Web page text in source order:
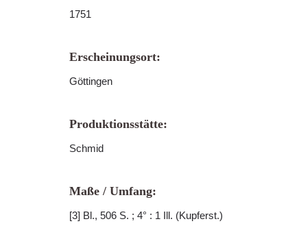
1751
Erscheinungsort:
Göttingen
Produktionsstätte:
Schmid
Maße / Umfang:
[3] Bl., 506 S. ; 4° : 1 Ill. (Kupferst.)